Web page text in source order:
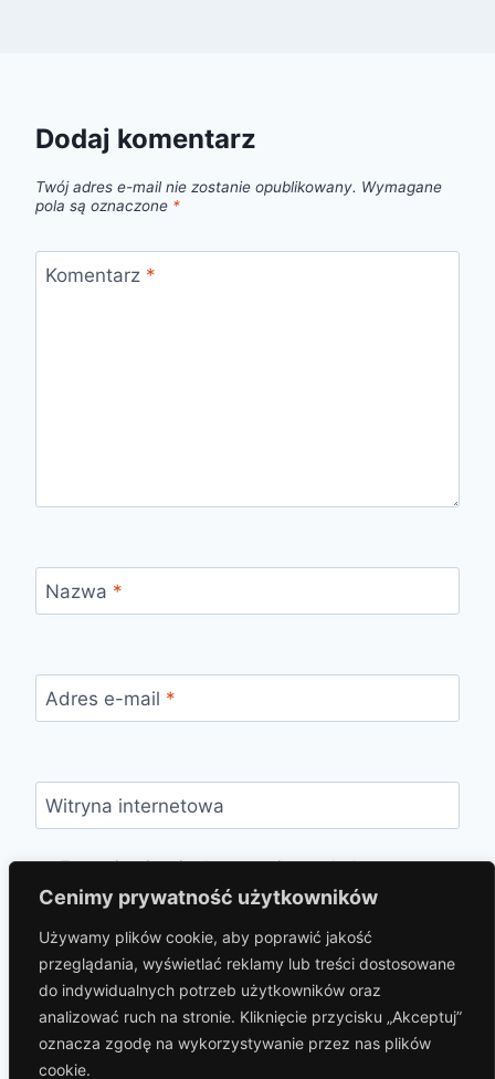
Cenimy prywatność użytkowników
Używamy plików cookie, aby poprawić jakość
przeglądania, wyświetlać reklamy lub treści dostosowane
do indywidualnych potrzeb użytkowników oraz
analizować ruch na stronie. Kliknięcie przycisku „Akceptuj”
oznacza zgodę na wykorzystywanie przez nas plików
cookie.
Dodaj komentarz
Twój adres e-mail nie zostanie opublikowany. Wymagane
pola są oznaczone *
Komentarz *
Nazwa *
Adres e-mail *
Witryna internetowa
Zapamiętaj moje dane w tej przeglądarce
podczas pisania kolejnych komentarzy.